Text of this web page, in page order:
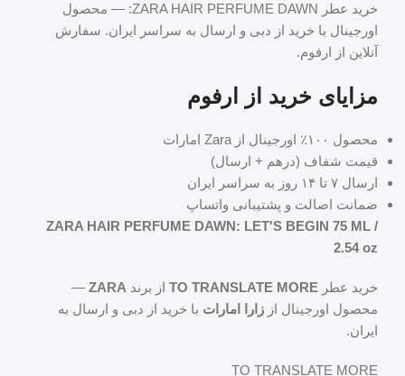
خرید عطر ZARA HAIR PERFUME DAWN: — محصول
اورجینال با خرید از دبی و ارسال به سراسر ایران. سفارش
آنلاین از ارفوم.
مزایای خرید از ارفوم
محصول ۱۰۰٪ اورجینال از Zara امارات
قیمت شفاف (درهم + ارسال)
ارسال ۷ تا ۱۴ روز به سراسر ایران
ضمانت اصالت و پشتیبانی واتساپ
ZARA HAIR PERFUME DAWN: LET'S BEGIN 75 ML /
2.54 oz
خرید عطر TO TRANSLATE MORE از برند ZARA
—
محصول اورجینال از زارا امارات با خرید از دبی و ارسال به
ایران.
TO TRANSLATE MORE